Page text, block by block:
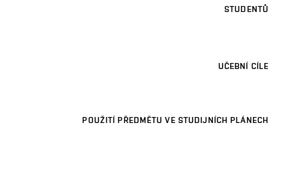
STUDENTŮ
UČEBNÍ CÍLE
POUŽITÍ PŘEDMĚTU VE STUDIJNÍCH PLÁNECH